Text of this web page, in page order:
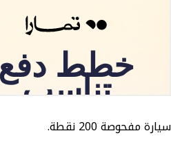
ضمان ارجاع السيارة المستعملة خلال 10 أيام.
تطبق الشروط والاحكام.
سيارة مفحوصة 200 نقطة.